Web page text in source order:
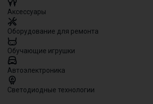
Аксессуары
Оборудование для ремонта
Обучающие игрушки
Автоэлектроника
Светодиодные технологии